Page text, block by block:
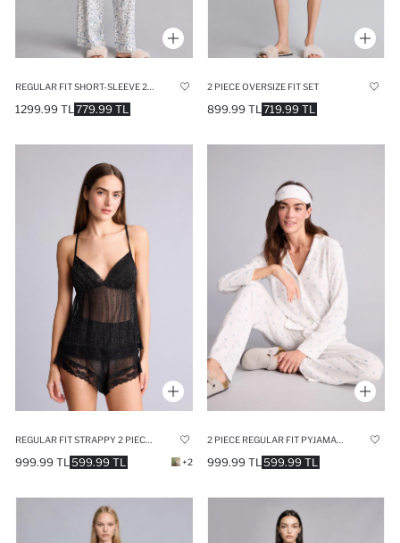
779.99 TL
1299.99 TL
2 PIECE OVERSIZE FIT SET
719.99 TL
899.99 TL
599.99 TL
999.99 TL +2 599.99 TL
999.99 TL